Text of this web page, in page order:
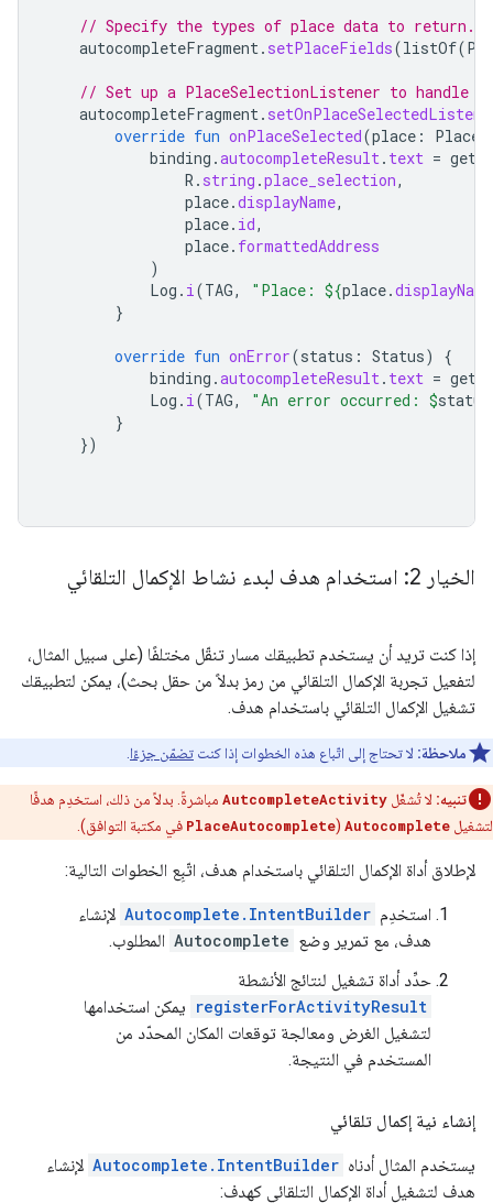
// Specify the types of place data to return.
autocompleteFragment . setPlaceFields(listOf(
// Set up a PlaceSelectionListener to handle
autocompleteFragment .
override fun onPlaceSelected(place : Place
binding .autocompleteResult . text =
R . string .place_selection,
place.displayName,
place. id,
place. formattedAddress
)
Log . i (TAG, "Place: ${place.displayName
}
override fun onError(status : Status)
{
binding .autocompleteResult . text =
Log . i (TAG, "An error occurred: $status
}
})
الخيار 2: استخدام هدف لبدء نشاط الإكمال التلقائي
إذا كنت تريد أن يستخدم تطبيقك مسار تنقّل مختلفًا (على سبيل المثال،
لتفعيل تجربة الإكمال التلقائي من رمز بدلاً من حقل بحث)، يمكن لتطبيقك
تشغيل الإكمال التلقائي باستخدام هدف.
ملاحظة: لا تحتاج إلى اتّباع هذه الخطوات إذا كنت تضمّن جزءًا
تنبيه: لا تُشغّل AutcompleteActivity مباشرةً. بدلاً من ذلك، استخدِم هدفًا
لتشغيل Autocomplete
(
PlaceAutocomplete في مكتبة التوافق).
لإطلاق أداة الإكمال التلقائي باستخدام هدف، اتّبِع الخطوات التالية:
استخدِم Autocomplete.IntentBuilder لإنشاء
هدف، مع تمرير وضع Autocomplete المطلوب.
حدِّد أداة تشغيل لنتائج الأنشطة
registerForActivityResult يمكن استخدامها
لتشغيل الغرض ومعالجة توقعات المكان المحدّد من
المستخدم في النتيجة.
إنشاء نية إكمال تلقائي
يستخدم المثال أدناه Autocomplete.IntentBuilder لإنشاء
هدف لتشغيل أداة الإكمال التلقائي كهدف: